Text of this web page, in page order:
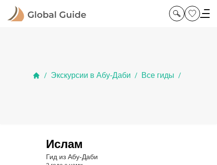
/ Экскурсии в Абу-Даби / Все гиды /
Ислам
Гид из Абу-Даби